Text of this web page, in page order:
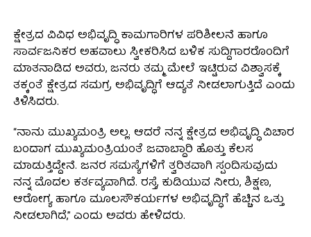
ಕ್ಷೇತ್ರದ ವಿವಿಧ ಅಭಿವೃದ್ಧಿ ಕಾಮಗಾರಿಗಳ ಪರಿಶೀಲನೆ ಹಾಗೂ
ಸಾರ್ವಜನಿಕರ ಅಹವಾಲು ಸ್ವೀಕರಿಸಿದ ಬಳಿಕ ಸುದ್ದಿಗಾರರೊಂದಿಗೆ
ಮಾತನಾಡಿದ ಅವರು, ಜನರು ತಮ್ಮ ಮೇಲೆ ಇಟ್ಟಿರುವ ವಿಶ್ವಾಸಕ್ಕೆ
ತಕ್ಕಂತೆ ಕ್ಷೇತ್ರದ ಸಮಗ್ರ ಅಭಿವೃದ್ಧಿಗೆ ಆದ್ಯತೆ ನೀಡಲಾಗುತ್ತಿದೆ ಎಂದು
ತಿಳಿಸಿದರು.
“ನಾನು ಮುಖ್ಯಮಂತ್ರಿ ಅಲ್ಲ. ಆದರೆ ನನ್ನ ಕ್ಷೇತ್ರದ ಅಭಿವೃದ್ಧಿ ವಿಚಾರ
ಬಂದಾಗ ಮುಖ್ಯಮಂತ್ರಿಯಂತೆ ಜವಾಬ್ದಾರಿ ಹೊತ್ತು ಕೆಲಸ
ಮಾಡುತ್ತಿದ್ದೇನೆ. ಜನರ ಸಮಸ್ಯೆಗಳಿಗೆ ತ್ವರಿತವಾಗಿ ಸ್ಪಂದಿಸುವುದು
ನನ್ನ ಮೊದಲ ಕರ್ತವ್ಯವಾಗಿದೆ. ರಸ್ತೆ, ಕುಡಿಯುವ ನೀರು, ಶಿಕ್ಷಣ,
ಆರೋಗ್ಯ ಹಾಗೂ ಮೂಲಸೌಕರ್ಯಗಳ ಅಭಿವೃದ್ಧಿಗೆ ಹೆಚ್ಚಿನ ಒತ್ತು
ನೀಡಲಾಗಿದೆ,” ಎಂದು ಅವರು ಹೇಳಿದರು.